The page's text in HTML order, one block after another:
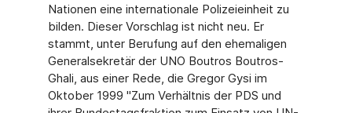
Nationen eine internationale Polizeieinheit zu
bilden. Dieser Vorschlag ist nicht neu. Er
stammt, unter Berufung auf den ehemaligen
Generalsekretär der UNO Boutros Boutros-
Ghali, aus einer Rede, die Gregor Gysi im
Oktober 1999 "Zum Verhältnis der PDS und